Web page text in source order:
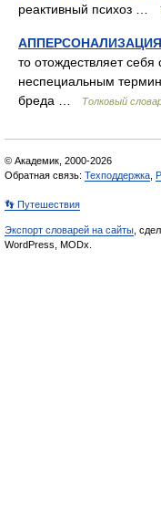
реактивный психоз …
АППЕРСОНАЛИЗАЦИЯ
то отождествляет
неспециальным
бреда …
Толковый
© Академик, 2000-2026
Обратная связь: Техподдержка
👣 Путешествия
Экспорт словарей на сайты ,
WordPress, MODx.